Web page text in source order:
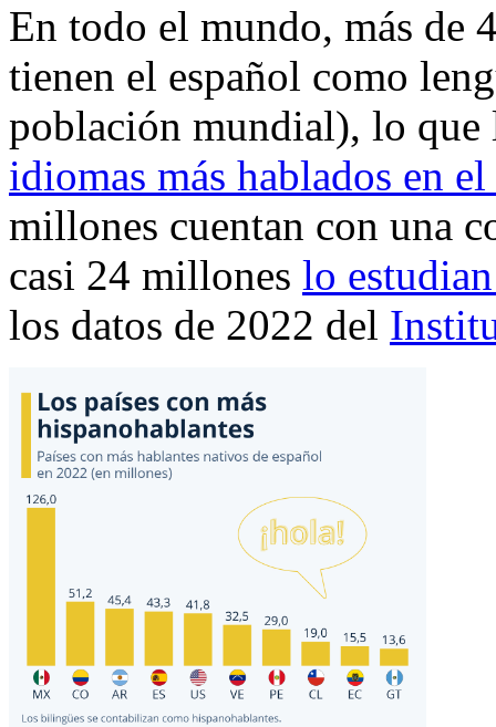
En todo el mundo, más de
tienen el español como
población mundial), lo que
idiomas más hablados en
millones cuentan con una
casi 24 millones lo
los datos de 2022 del